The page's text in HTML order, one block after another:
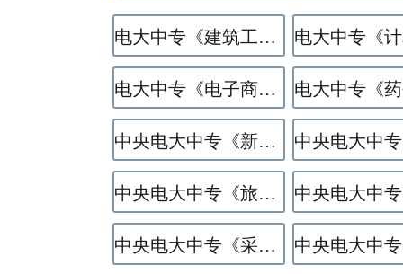
电大中专《建筑工程施工》专业
电大中专《电子商务》专业
中央电大中专《新能源汽车运用与维修》专业
中央电大中专《旅游服务与管理》专业
中央电大中专《采矿技术》专业